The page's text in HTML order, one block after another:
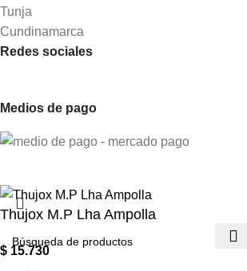
Tunja
Cundinamarca
Redes sociales
Medios de pago
Thujox M.P Lha Ampolla
$ 15.730